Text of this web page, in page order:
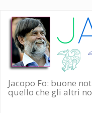
Salta
contenuto
principale
Jacopo Fo: buone
quello che gli altri